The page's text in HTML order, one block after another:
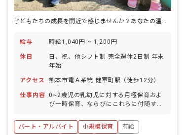
子どもたちの成長を間近で感じませんか？あなたの温かい手が未来を育みます。
給与 時給1,040円 ~ 1,200円
休日
日、祝、他シフト制 完全週休2日制 年末
年始
アクセス 熊本市電Ａ系統 健軍町駅（徒歩12分）
仕事内容 0~2歳児の乳幼児に対する月極保育およ
び一時保育、ならびにこれらに付随する
は定員22名の認可型小規模保育事業所で
す。
パート・アルバイト 小規模保育
有給